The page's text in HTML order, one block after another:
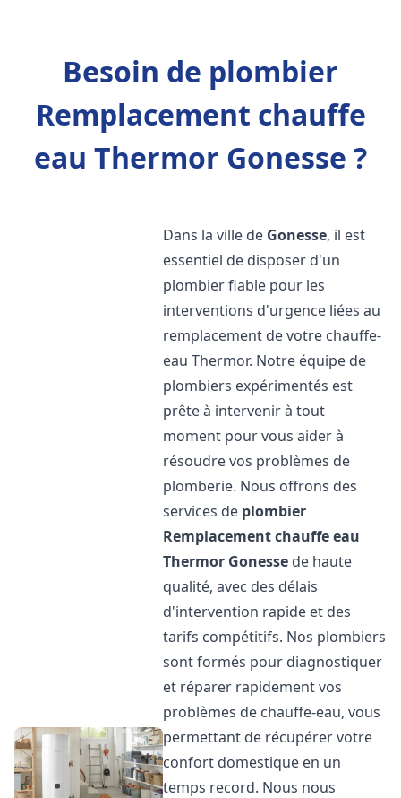
Besoin de plombier
Remplacement chauffe
eau Thermor Gonesse ?
Dans la ville de Gonesse, il est
essentiel de disposer d'un
plombier fiable pour les
interventions d'urgence liées au
remplacement de votre chauffe-
eau Thermor. Notre équipe de
plombiers expérimentés est
prête à intervenir à tout
moment pour vous aider à
résoudre vos problèmes de
plomberie. Nous offrons des
services de plombier
Remplacement chauffe eau
Thermor Gonesse de haute
qualité, avec des délais
d'intervention rapide et des
tarifs compétitifs. Nos plombiers
sont formés pour diagnostiquer
et réparer rapidement vos
problèmes de chauffe-eau, vous
permettant de récupérer votre
confort domestique en un
temps record. Nous nous